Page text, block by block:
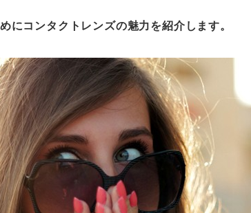
にコンタクトレンズの魅力を紹介します。